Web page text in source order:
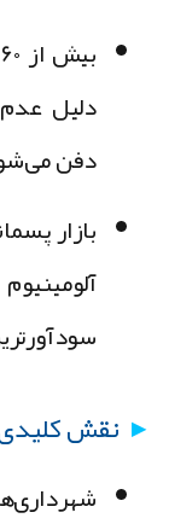
بیش از ۶۰٪
دلیلعدم
دفن
بازار
نقش کلیدی
شهرداری‌ها: